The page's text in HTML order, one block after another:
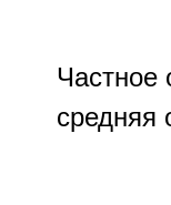
Частное
средняя